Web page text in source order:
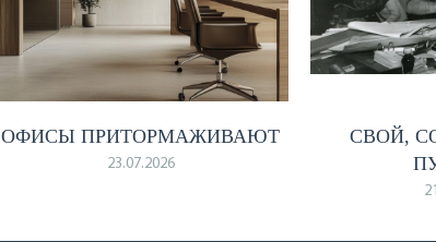
ОФИСЫ ПРИТОРМАЖИВАЮТ
23.07.2026
СВОЙ,